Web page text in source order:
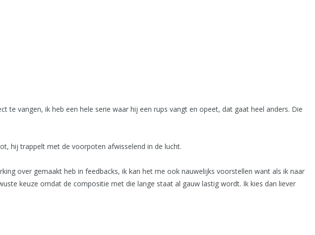
vangen, ik heb een hele serie waar hij een rups vangt en opeet, dat gaat heel anders. Die
hij trappelt met de voorpoten afwisselend in de lucht.
over gemaakt heb in feedbacks, ik kan het me ook nauwelijks voorstellen want als ik naar
keuze omdat de compositie met die lange staat al gauw lastig wordt. Ik kies dan liever